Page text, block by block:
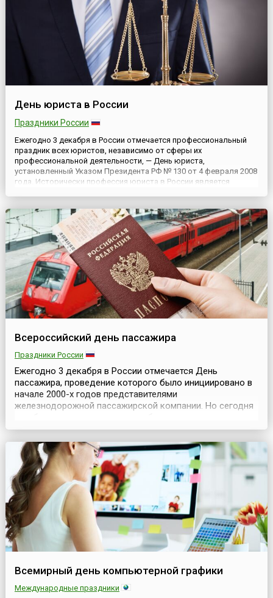
День юриста в России
Праздники России
Ежегодно 3 декабря в России отмечается профессиональный
праздник всех юристов, независимо от сферы их
профессиональной деятельности, — День юриста,
установленный Указом Президента РФ № 130 от 4 февраля 2008
года. Исторически профессия юриста в России является
связи с тем, что в этот день в 1...
Всероссийский день пассажира
Праздники России
Ежегодно 3 декабря в России отмечается День
пассажира, проведение которого было инициировано в
начале 2000-х годов представителями
железнодорожной пассажирской компании. Но сегодня
транспорта, что неудивительно – в современном мире
практически каждый человек может считать себя
пассажиром, поскольку постоянно пользуется каким-
либо транспортом – автобусом, тр...
Всемирный день компьютерной графики
Международные праздники